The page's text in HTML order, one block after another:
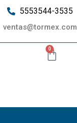
5553544-3535
ventas@tormex.com
0